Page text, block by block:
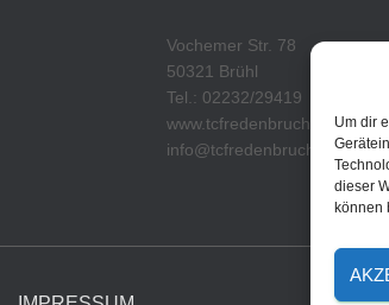
Um dir
dieser
können
Vochemer Str. 78
50321 Brühl
Tel.: 02232/29419
www.tcfredenbruch.de
info@tcfredenbruch.de